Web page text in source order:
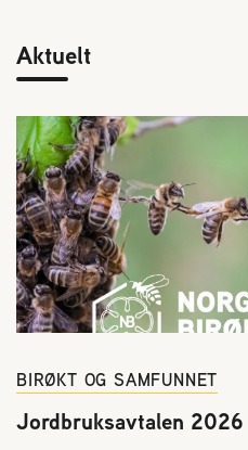
Aktuelt
BIRØKT OG SAMFUNNET
Jordbruksavtalen 2026